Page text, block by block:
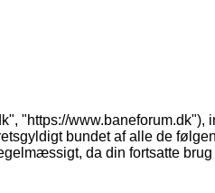
"https://
bundet af alle de
da din fortsatte